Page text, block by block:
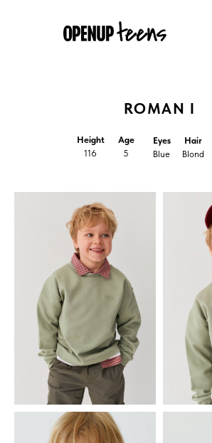
Height
116
Hair
Blond
Eyes
Blue
Age
5
ROMAN I